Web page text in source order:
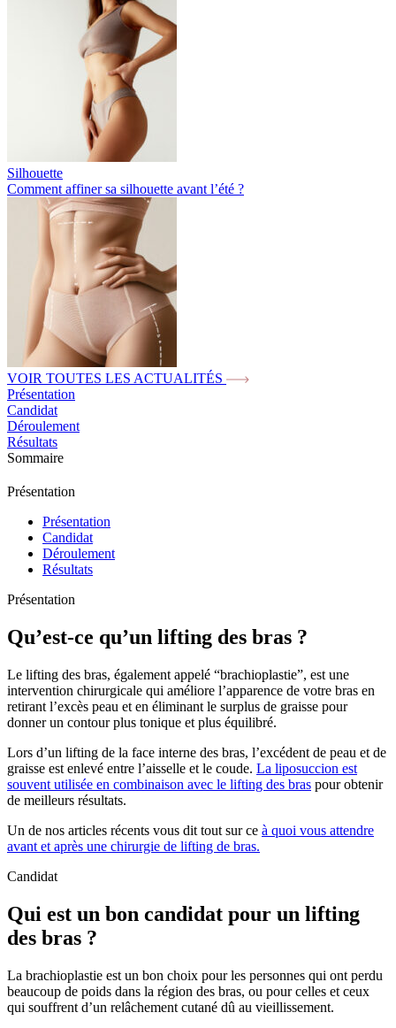
Silhouette
Comment affiner sa silhouette avant l’été ?
VOIR TOUTES LES ACTUALITÉS
Présentation
Candidat
Déroulement
Résultats
Sommaire
Présentation
Présentation
Candidat
Déroulement
Résultats
Présentation
Qu’est-ce qu’un lifting des bras ?
Le lifting des bras, également appelé “brachioplastie”, est une
intervention chirurgicale qui améliore l’apparence de votre bras en
retirant l’excès peau et en éliminant le surplus de graisse pour
donner un contour plus tonique et plus équilibré.
Lors d’un lifting de la face interne des bras, l’excédent de peau et de
graisse est enlevé entre l’aisselle et le coude. La liposuccion est
souvent utilisée en combinaison avec le lifting des bras pour obtenir
de meilleurs résultats.
Un de nos articles récents vous dit tout sur ce à quoi vous attendre
avant et après une chirurgie de lifting de bras.
Candidat
Qui est un bon candidat pour un lifting
des bras ?
La brachioplastie est un bon choix pour les personnes qui ont perdu
beaucoup de poids dans la région des bras, ou pour celles et ceux
qui souffrent d’un relâchement cutané dû au vieillissement.